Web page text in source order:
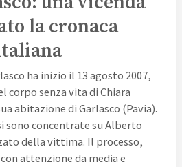
la cronaca
ha inizio il 13 agosto 2007,
corpo senza vita di Chiara
abitazione di Garlasco (Pavia).
sono concentrate su Alberto
della vittima. Il processo,
attenzione da media e